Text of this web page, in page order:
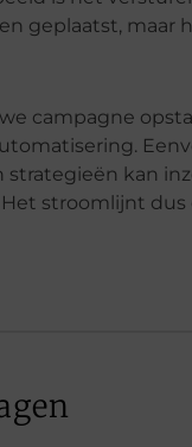
geplaatst, maar
campagne
strategieën kan
stroomlijnt